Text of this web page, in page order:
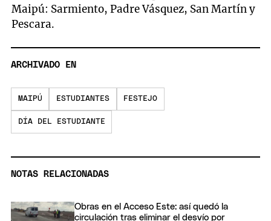
Maipú: Sarmiento, Padre Vásquez, San Martín y
Pescara.
ARCHIVADO EN
MAIPÚ ESTUDIANTES FESTEJO
DÍA DEL ESTUDIANTE
NOTAS RELACIONADAS
Obras en el Acceso Este: así quedó la
circulación tras eliminar el desvío por